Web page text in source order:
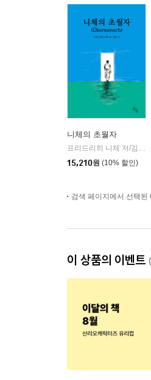
니체의 초월자
프리드리히 니체 저/김철 편역
15,210원 (10% 할인)
검색 페이지에서 선택
이 상품의 이벤트